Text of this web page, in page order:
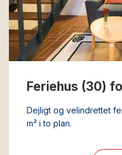
Feriehus (30)
Dejligt og velindrettet
m² i to plan.